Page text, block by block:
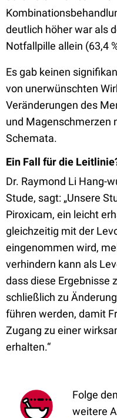
deutlich höher war als
Notfallpille allein (63,4
Es gab keinen
von unerwünschten
Veränderungen des
und Magenschmerzen
Schemata.
Ein Fall für die
Dr. Raymond Li Hang-
Stude, sagt: „Unsere
Piroxicam, ein leicht
gleichzeitig mit der
eingenommen wird,
verhindern kann als
dass diese Ergebnisse
schließlich zu
führen werden, damit
Zugang zu einer
erhalten.“
Folge
weitere